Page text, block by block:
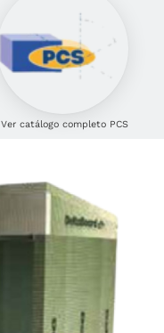
Ver catálogo completo PCS